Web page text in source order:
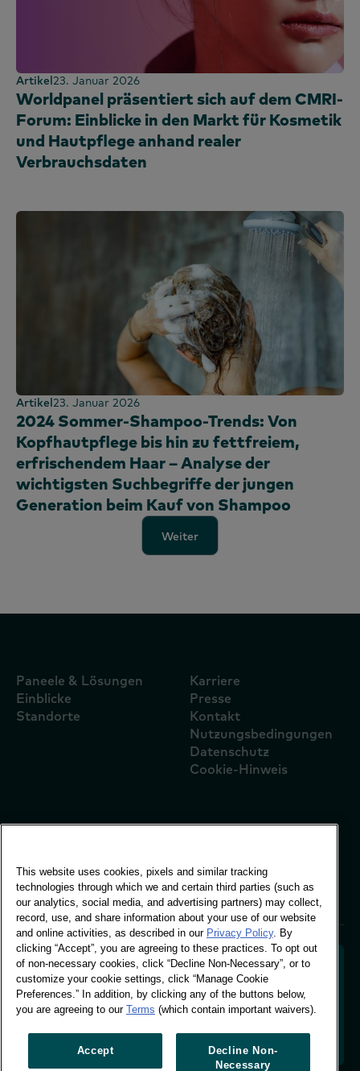
Artikel23. Januar 2026
Worldpanel präsentiert sich auf dem CMRI-
Forum: Einblicke in den Markt für Kosmetik
und Hautpflege anhand realer
Verbrauchsdaten
Artikel23. Januar 2026
2024 Sommer-Shampoo-Trends: Von
Kopfhautpflege bis hin zu fettfreiem,
erfrischendem Haar – Analyse der
wichtigsten Suchbegriffe der jungen
Generation beim Kauf von Shampoo
Weiter
Weiter
Paneele & Lösungen
Einblicke
Standorte
Karriere
Presse
Kontakt
Nutzungsbedingungen
Datenschutz
Cookie-Hinweis
Stamford St, London
London SE1 9LQ
T +44 (0)207 076 9000
Entschlüsselung des Käuferverhaltens zur Gestaltung
der Zukunft Ihrer Marke. Umwandlung von
datengestütztes Wachstum zu fördern.
This website uses cookies, pixels and similar tracking
technologies through which we and certain third parties (such as
our analytics, social media, and advertising partners) may collect,
record, use, and share information about your use of our website
and online activities, as described in our Privacy Policy. By
clicking “Accept”, you are agreeing to these practices. To opt out
of non-necessary cookies, click “Decline Non-Necessary”, or to
customize your cookie settings, click “Manage Cookie
Preferences.” In addition, by clicking any of the buttons below,
you are agreeing to our Terms (which contain important waivers).
Accept
Decline Non-
Necessary